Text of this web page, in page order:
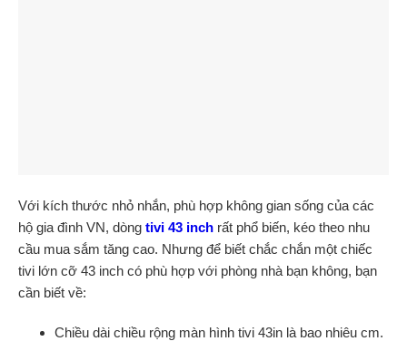
Với kích thước nhỏ nhắn, phù hợp không gian sống của các
hộ gia đình VN, dòng tivi 43 inch rất phổ biến, kéo theo nhu
cầu mua sắm tăng cao. Nhưng để biết chắc chắn một chiếc
tivi lớn cỡ 43 inch có phù hợp với phòng nhà bạn không, bạn
cần biết về:
Chiều dài chiều rộng màn hình tivi 43in là bao nhiêu cm.